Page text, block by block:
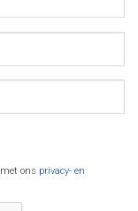
ons privacy- en